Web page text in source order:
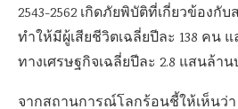
2543-2562 เกิดภัยพิบัติที่เกี่ยวข้องกั
ทำให้มีผู้เสียชีวิตเฉลี่ยปีละ 138 คน
ทางเศรษฐกิจเฉลี่ยปีละ 2.8 แสนล้า
จากสถานการณ์โลกร้อนชี้ให้เห็นว่